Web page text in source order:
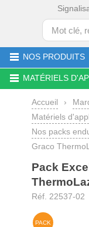
NOS PRODUITS
MATÉRIELS
Accueil ›
Matériels
Nos packs
Graco
Pack
Réf. 22537-02
PACK